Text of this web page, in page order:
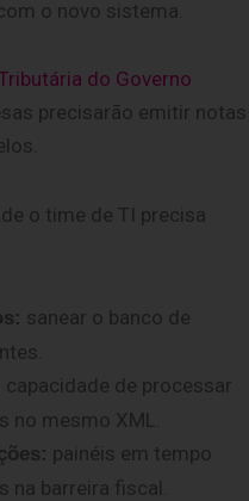
o novo sistema.
do Governo
precisarão emitir notas
o time de TI precisa
sanear o banco de
capacidade de processar
mesmo XML.
painéis em tempo
na barreira fiscal.